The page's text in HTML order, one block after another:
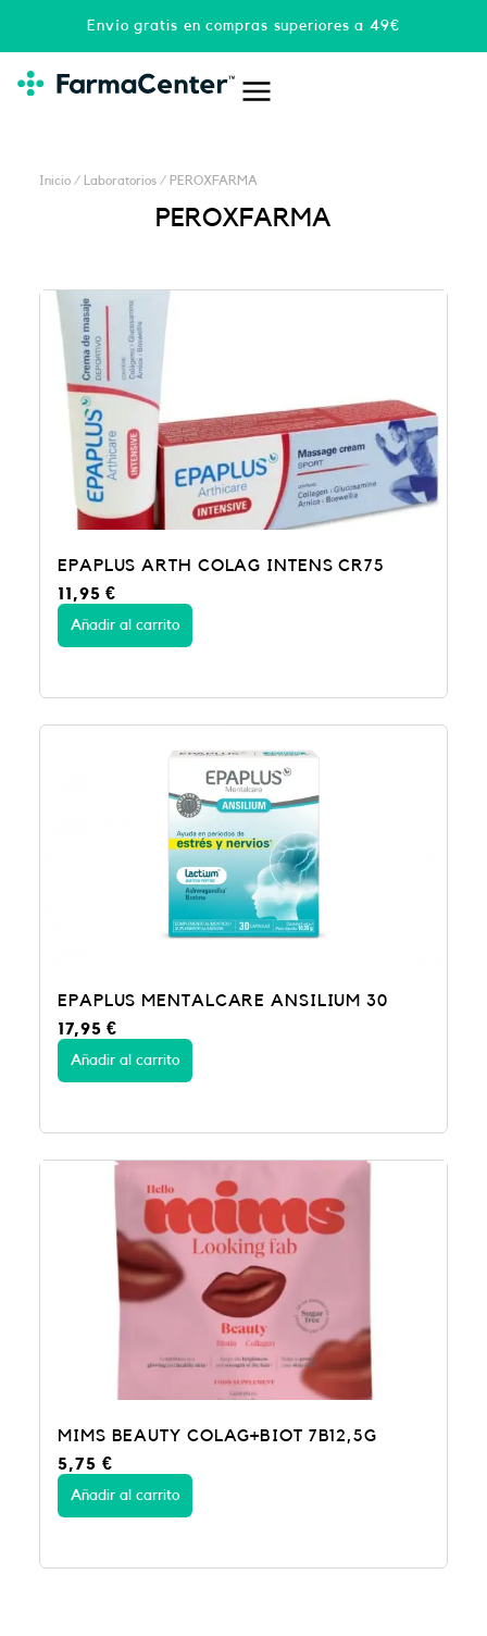
Envío gratis en compras superiores a 49€
Inicio / Laboratorios / PEROXFARMA
PEROXFARMA
EPAPLUS ARTH COLAG INTENS CR75
11,95€
Añadir al carrito
EPAPLUS MENTALCARE ANSILIUM 30
17,95€
Añadir al carrito
MIMS BEAUTY COLAG+BIOT 7B12,5G
5,75 €
Añadir al carrito